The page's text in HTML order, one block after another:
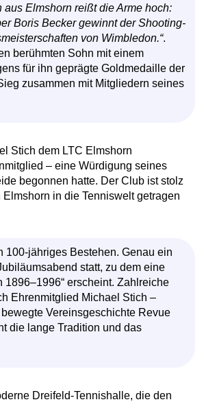
Elmshorn reißt die Arme hoch:
Boris Becker gewinnt der Shooting-
von Wimbledon.“.
berühmten Sohn mit einem
für ihn geprägte Goldmedaille der
zusammen mit Mitgliedern seines
Stich dem LTC Elmshorn
– eine Würdigung seines
begonnen hatte. Der Club ist stolz
in die Tenniswelt getragen
100-jähriges Bestehen. Genau ein
statt, zu dem eine
1896–1996“ erscheint. Zahlreiche
Ehrenmitglied Michael Stich –
Vereinsgeschichte Revue
die lange Tradition und das
Dreifeld-Tennishalle, die den